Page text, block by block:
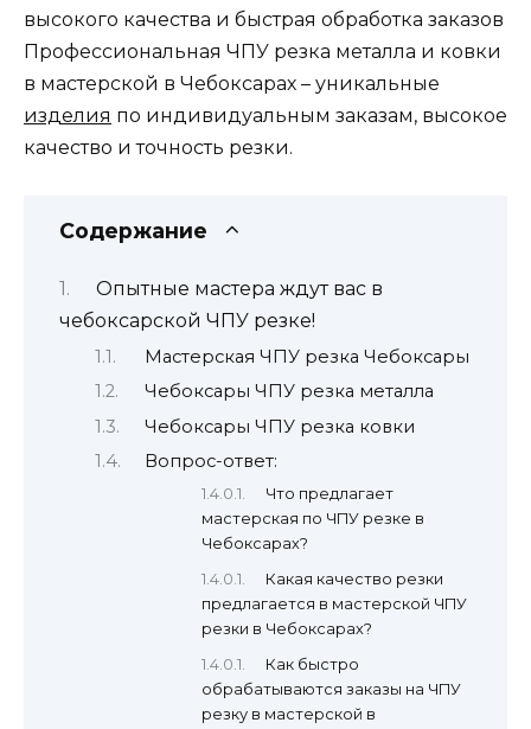
высокого качества и быстрая обработка заказов
Профессиональная ЧПУ резка металла и ковки
в мастерской в Чебоксарах – уникальные
изделия по индивидуальным заказам, высокое
качество и точность резки.
Содержание
Опытные мастера ждут вас в
чебоксарской ЧПУ резке!
Мастерская ЧПУ резка Чебоксары
Чебоксары ЧПУ резка металла
Чебоксары ЧПУ резка ковки
Вопрос-ответ:
Что предлагает
мастерская по ЧПУ резке в
Чебоксарах?
Какая качество резки
предлагается в мастерской ЧПУ
резки в Чебоксарах?
Как быстро
обрабатываются заказы на ЧПУ
резку в мастерской в